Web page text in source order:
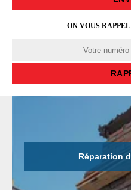
ON VOUS
Réparation